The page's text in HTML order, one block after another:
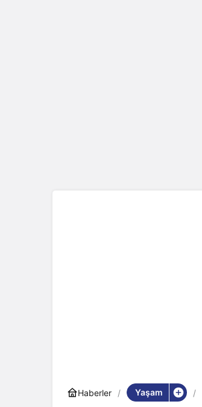
Haberler Yaşam